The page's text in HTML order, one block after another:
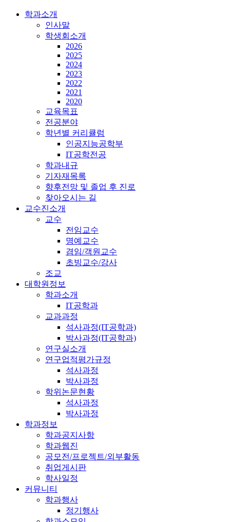
학과소개
인사말
학생회소개
2026
2025
2024
2023
2022
2021
2020
교육목표
전공분야
학년별 커리큘럼
인공지능공학부
IT공학전공
학과내규
기자재목록
향후전망 및 졸업 후 진로
찾아오시는 길
교수진소개
교수
전임교수
명예교수
겸임/객원교수
초빙교수/강사
조교
대학원정보
학과소개
IT공학과
교과과정
석사과정(IT공학과)
박사과정(IT공학과)
연구실소개
연구업적평가규정
석사과정
박사과정
학위논문현황
석사과정
박사과정
학과정보
학과공지사항
학과웹진
공모전/프로젝트/외부활동
취업게시판
학사일정
커뮤니티
학과행사
정기행사